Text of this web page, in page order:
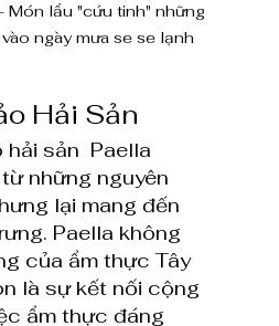
Món lẩu "cứu tinh" những
ngày mưa se se lạnh
Hải Sản
sản  Paella
những nguyên
lại mang đến
Paella không
của ẩm thực Tây
là sự kết nối cộng
ẩm thực đáng